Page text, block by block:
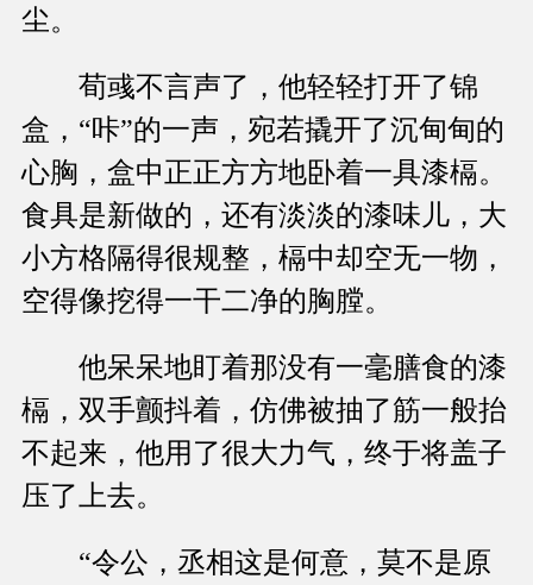
尘。
荀彧不言声了，他轻轻打开了锦
盒，“咔”的一声，宛若撬开了沉甸甸的
心胸，盒中正正方方地卧着一具漆槅。
食具是新做的，还有淡淡的漆味儿，大
小方格隔得很规整，槅中却空无一物，
空得像挖得一干二净的胸膛。
他呆呆地盯着那没有一毫膳食的漆
槅，双手颤抖着，仿佛被抽了筋一般抬
不起来，他用了很大力气，终于将盖子
压了上去。
“令公，丞相这是何意，莫不是原